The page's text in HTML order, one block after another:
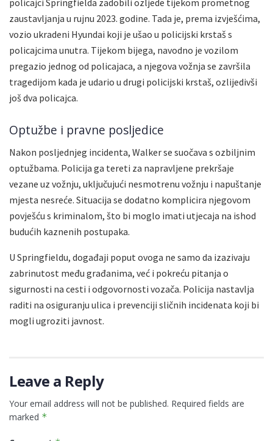
policajci Springfielda zadobili ozljede tijekom prometnog
zaustavljanja u rujnu 2023. godine. Tada je, prema izvješćima,
vozio ukradeni Hyundai koji je ušao u policijski krstaš s
policajcima unutra. Tijekom bijega, navodno je vozilom
pregazio jednog od policajaca, a njegova vožnja se završila
tragedijom kada je udario u drugi policijski krstaš, ozlijedivši
još dva policajca.
Optužbe i pravne posljedice
Nakon posljednjeg incidenta, Walker se suočava s ozbiljnim
optužbama. Policija ga tereti za napravljene prekršaje
vezane uz vožnju, uključujući nesmotrenu vožnju i napuštanje
mjesta nesreće. Situacija se dodatno komplicira njegovom
povješću s kriminalom, što bi moglo imati utjecaja na ishod
budućih kaznenih postupaka.
U Springfieldu, događaji poput ovoga ne samo da izazivaju
zabrinutost među građanima, već i pokreću pitanja o
sigurnosti na cesti i odgovornosti vozača. Policija nastavlja
raditi na osiguranju ulica i prevenciji sličnih incidenata koji bi
mogli ugroziti javnost.
Leave a Reply
Your email address will not be published. Required fields are
marked *